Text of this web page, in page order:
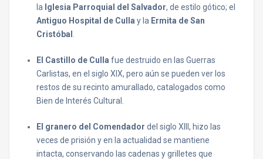
la Iglesia Parroquial del Salvador, de estilo gótico; el
Antiguo Hospital de Culla y la Ermita de San
Cristóbal
El Castillo de Culla fue destruido en las Guerras
Carlistas, en el siglo XIX, pero aún se pueden ver los
restos de su recinto amurallado, catalogados como
Bien de Interés Cultural.
El granero del Comendador del siglo XIII, hizo las
veces de prisión y en la actualidad se mantiene
intacta, conservando las cadenas y grilletes que